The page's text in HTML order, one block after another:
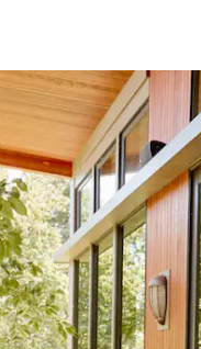
たはスワイプして検索結